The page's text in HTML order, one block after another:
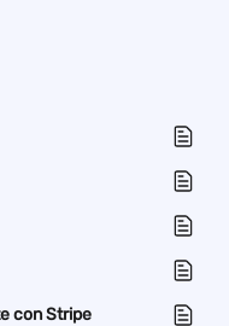
con Stripe